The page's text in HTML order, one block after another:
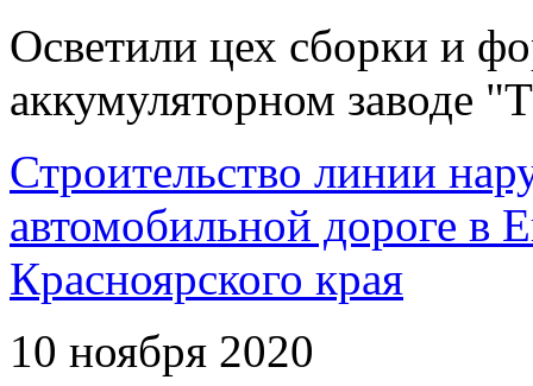
Осветили цех сборки и
аккумуляторном заводе
Строительство линии
автомобильной дороге в
Красноярского края
10 ноября 2020